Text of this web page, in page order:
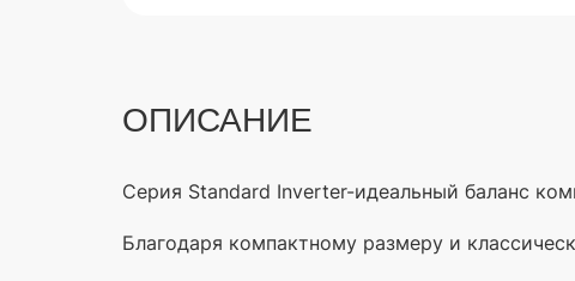
ОПИСАНИЕ
Серия Standard Inverter-идеальный баланс
Благодаря компактному размеру и